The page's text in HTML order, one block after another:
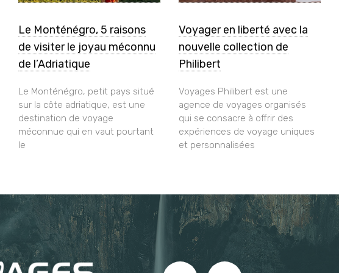
Le Monténégro, 5 raisons
de visiter le joyau méconnu
de l’Adriatique
Le Monténégro, petit pays situé
sur la côte adriatique, est une
destination de voyage
méconnue qui en vaut pourtant
le
Voyager en liberté avec la
nouvelle collection de
Philibert
Voyages Philibert est une
agence de voyages organisés
qui se consacre à offrir des
expériences de voyage uniques
et personnalisées